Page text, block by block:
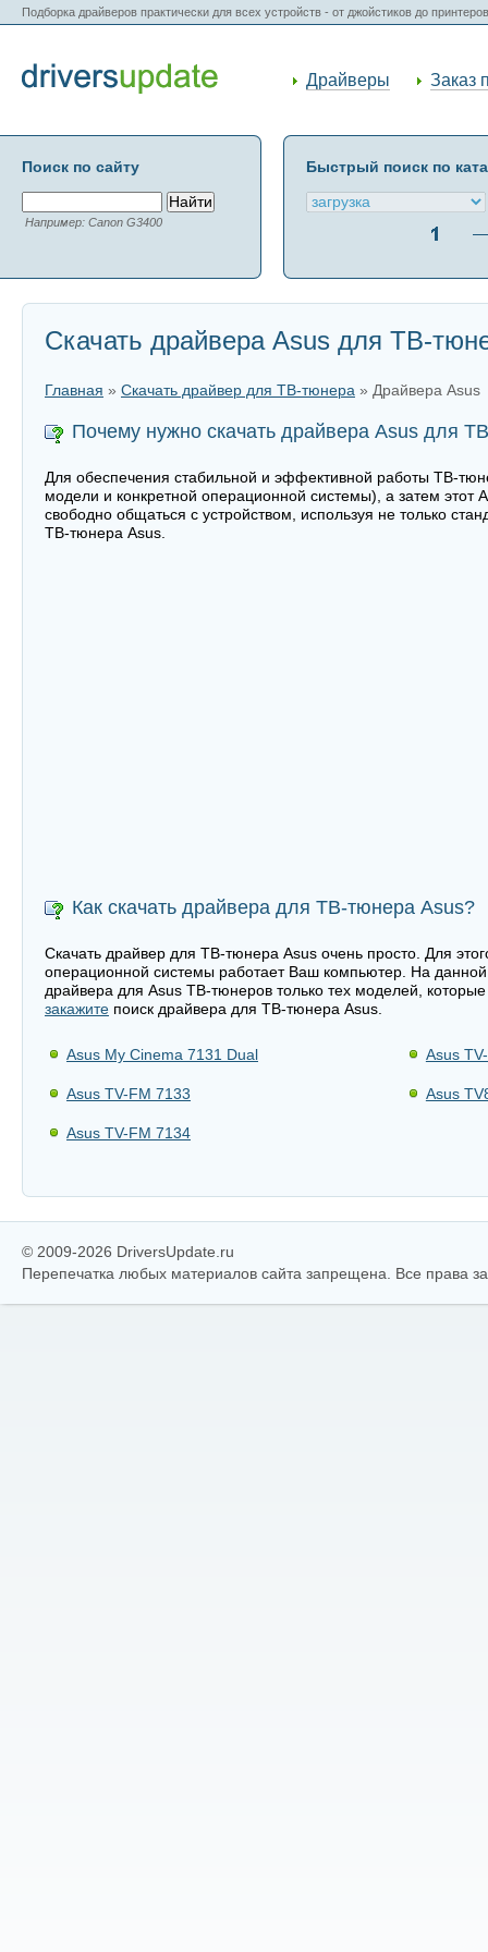
Подборка драйверов практически для всех устройств - от джойстиков до
Драйверы Заказ
Поиск по сайту
Например: Canon G3400
Быстрый поиск по
Скачать драйвера Asus для ТВ-
Главная » Скачать драйвер для ТВ-тюнера » Драйвера Asus
Почему нужно скачать драйвера Asus для
Для обеспечения стабильной и эффективной работы ТВ-
модели и конкретной операционной системы), а затем
свободно общаться с устройством, используя не только
ТВ-тюнера Asus.
Как скачать драйвера для ТВ-тюнера Asus?
Скачать драйвер для ТВ-тюнера Asus очень просто. Для
операционной системы работает Ваш компьютер. На
драйвера для Asus ТВ-тюнеров только тех моделей,
закажите поиск драйвера для ТВ-тюнера Asus.
Asus My Cinema 7131 Dual
Asus TV-FM 7133
Asus TV-FM 7134
Asus
Asus
© 2009-2026 DriversUpdate.ru
Перепечатка любых материалов сайта запрещена. Все права